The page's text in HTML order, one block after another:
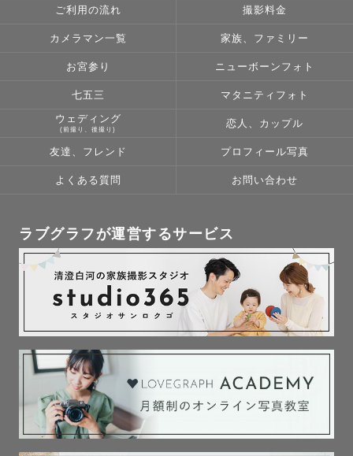
ご利用の流れ 撮影料金
カメラマン一覧 家族、ファミリー
お宮参り ニューボーンフォト
七五三 マタニティフォト
ウェディング
(前撮り、後撮り)
恋人、カップル
友達、フレンド プロフィール写真
よくある質問 お問い合わせ
ラブグラフが運営するサービス